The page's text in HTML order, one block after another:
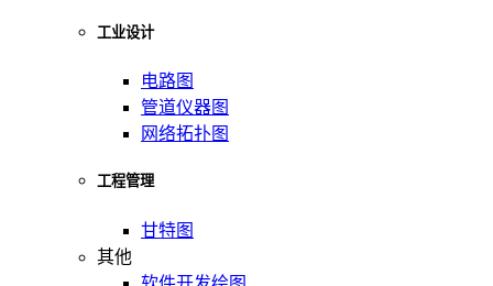
工业设计
电路图
管道仪器图
网络拓扑图
工程管理
甘特图
其他